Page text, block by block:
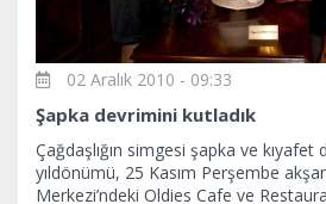
02 Aralık 2010 - 09:33
Şapka devrimini kutladık
Çağdaşlığın simgesi şapka ve kıyafet
yıldönümü, 25 Kasım Perşembe
Merkezi’ndeki Oldies Cafe ve